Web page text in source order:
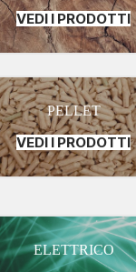
VEDI I PRODOTTI
PELLET
VEDI I PRODOTTI
ELETTRICO